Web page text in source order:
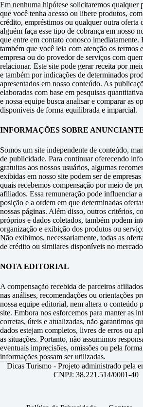
Em nenhuma hipótese solicitaremos qualquer
que você tenha acesso ou libere produtos,
crédito, empréstimos ou qualquer outra oferta
alguém faça esse tipo de cobrança em nosso
que entre em contato conosco imediatamente.
também que você leia com atenção os termos
empresa ou do provedor de serviços com
relacionar. Este site pode gerar receita por
e também por indicações de determinados
apresentados em nosso conteúdo. As
elaboradas com base em pesquisas
e nossa equipe busca analisar e comparar as
disponíveis de forma equilibrada e imparcial.
INFORMAÇÕES SOBRE
Somos um site independente de conteúdo,
de publicidade. Para continuar oferecendo
gratuitas aos nossos usuários, algumas
exibidas em nosso site podem ser de empresas
quais recebemos compensação por meio de
afiliados. Essa remuneração pode influenciar
posição e a ordem em que determinadas
nossas páginas. Além disso, outros critérios,
próprios e dados coletados, também podem
organização e exibição dos produtos ou
Não exibimos, necessariamente, todas as
de crédito ou similares disponíveis no
NOTA EDITORIAL
A compensação recebida de parceiros
nas análises, recomendações ou orientações
nossa equipe editorial, nem altera o conteúdo
site. Embora nos esforcemos para manter as
corretas, úteis e atualizadas, não garantimos
dados estejam completos, livres de erros ou
as situações. Portanto, não assumimos
eventuais imprecisões, omissões ou pela
informações possam ser utilizadas.
Dicas Turismo - Projeto administrado pela
CNPJ: 38.221.514/0001-40